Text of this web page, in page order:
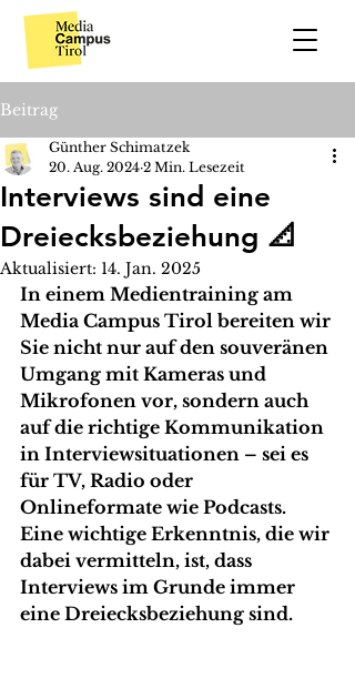
Beitrag
Interviews sind eine
Dreiecksbeziehung 📐
Günther Schimatzek
20. Aug. 2024 2 Min. Lesezeit
Aktualisiert: 14. Jan. 2025
In einem Medientraining am
Media Campus Tirol bereiten wir
Sie nicht nur auf den souveränen
Umgang mit Kameras und
Mikrofonen vor, sondern auch
auf die richtige Kommunikation
in Interviewsituationen – sei es
für TV, Radio oder
Onlineformate wie Podcasts.
Eine wichtige Erkenntnis, die wir
dabei vermitteln, ist, dass
Interviews im Grunde immer
eine Dreiecksbeziehung sind.